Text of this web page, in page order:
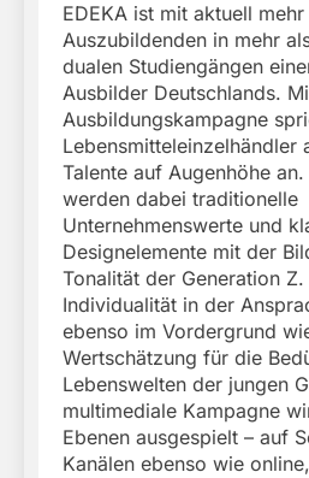
EDEKA ist mit aktuell
Auszubildenden in mehr
dualen Studiengängen
Ausbilder Deutschlands.
Ausbildungskampagne
Lebensmitteleinzelhändler
Talente auf Augenhöhe
werden dabei traditionelle
Unternehmenswerte und
Designelemente mit der
Tonalität der Generation
Individualität in der
ebenso im Vordergrund
Wertschätzung für die
Lebenswelten der jungen
multimediale Kampagne
Ebenen ausgespielt – auf
Kanälen ebenso wie